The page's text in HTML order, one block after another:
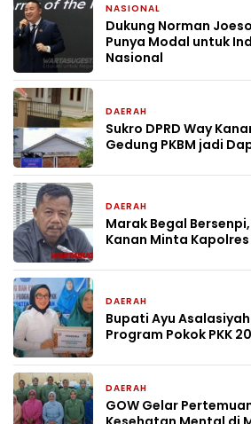
NASIONAL
Dukung Norman
Punya Modal untuk
Nasional
DAERAH
Sukro DPRD Way
Gedung PKBM jadi
DAERAH
Marak Begal Bersenpi,
Kanan Minta
DAERAH
Bupati Ayu Asalasiyah
Program Pokok PKK
DAERAH
GOW Gelar